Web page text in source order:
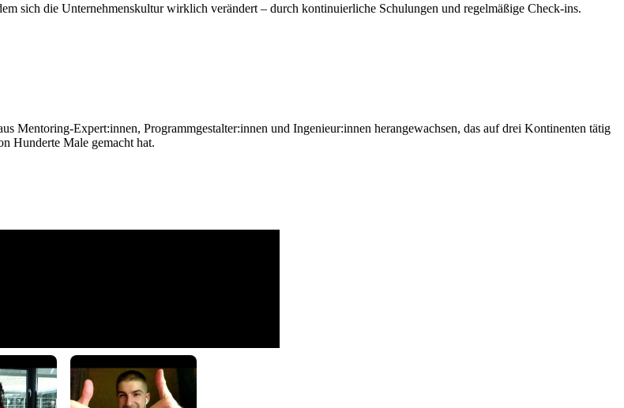
sich die Unternehmenskultur wirklich verändert – durch kontinuierliche Schulungen und regelmäßige Check-ins.
Mentoring-Expert:innen, Programmgestalter:innen und Ingenieur:innen herangewachsen, das auf drei Kontinenten tätig
Hunderte Male gemacht hat.